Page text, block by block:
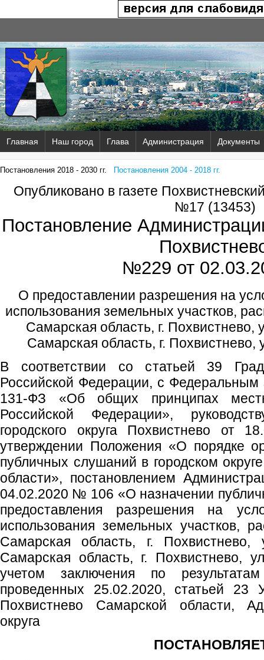
Главная Наш город Глава Администрация Документы
Постановления 2018 - 2030 гг. Постановления 2004 - 2018 гг.
Опубликовано в газете
№17 (13453)
Постановление
№229 от
О предоставлении разрешения на
использования земельных участков,
Самарская область, г. Похвистнево,
Самарская область, г. Похвистнево,
В соответствии со статьей 39
Российской Федерации, с
131-ФЗ «Об общих принципах
Российской Федерации»,
городского округа Похвистнево
утверждении Положения «О порядке
публичных слушаний в городском
области», постановлением
04.02.2020 № 106 «О назначении
предоставления разрешения на
использования земельных участков,
Самарская область, г.
Самарская область, г. Похвистнево,
учетом заключения по
проведенных 25.02.2020, статьей 23
Похвистнево Самарской области,
округа